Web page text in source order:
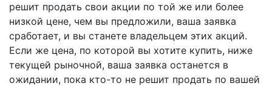
решит продать свои акции по той же или более
низкой цене, чем вы предложили, ваша заявка
сработает, и вы станете владельцем этих акций.
Если же цена, по которой вы хотите купить, ниже
текущей рыночной, ваша заявка останется в
ожидании, пока кто-то не решит продать по вашей